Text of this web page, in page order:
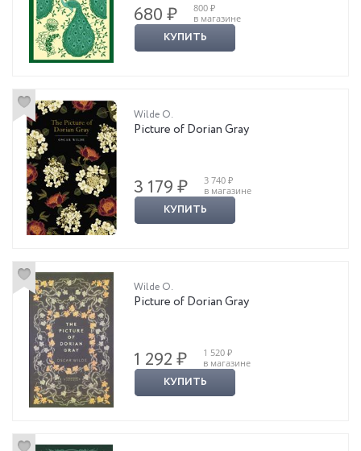
680 ₽
800 ₽
в магазине
КУПИТЬ
Wilde O.
Picture of Dorian Gray
3 179 ₽
3 740 ₽
в магазине
КУПИТЬ
Wilde O.
Picture of Dorian Gray
1 292 ₽
1 520 ₽
в магазине
КУПИТЬ